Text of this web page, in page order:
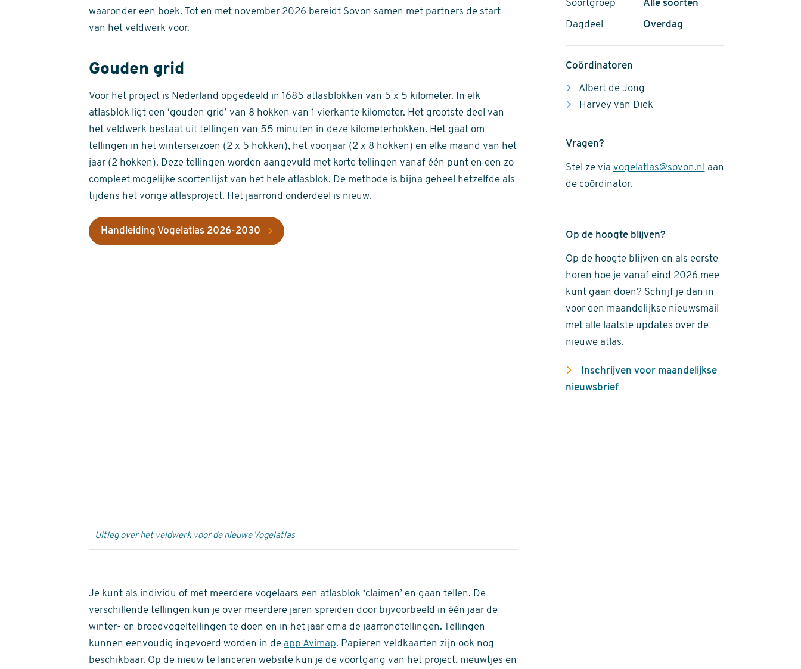
waaronder een boek. Tot en met november 2026 bereidt Sovon samen met partners de start
van het veldwerk voor.
Gouden grid
Voor het project is Nederland opgedeeld in 1685 atlasblokken van 5 x 5 kilometer. In elk
atlasblok ligt een ‘gouden grid’ van 8 hokken van 1 vierkante kilometer. Het grootste deel van
het veldwerk bestaat uit tellingen van 55 minuten in deze kilometerhokken. Het gaat om
tellingen in het winterseizoen (2 x 5 hokken), het voorjaar (2 x 8 hokken) en elke maand van het
jaar (2 hokken). Deze tellingen worden aangevuld met korte tellingen vanaf één punt en een zo
compleet mogelijke soortenlijst van het hele atlasblok. De methode is bijna geheel hetzelfde als
tijdens het vorige atlasproject. Het jaarrond onderdeel is nieuw.
Handleiding Vogelatlas 2026-2030
Uitleg over het veldwerk voor de nieuwe Vogelatlas
Je kunt als individu of met meerdere vogelaars een atlasblok ‘claimen’ en gaan tellen. De
verschillende tellingen kun je over meerdere jaren spreiden door bijvoorbeeld in één jaar de
winter- en broedvogeltellingen te doen en in het jaar erna de jaarrondtellingen. Tellingen
kunnen eenvoudig ingevoerd worden in de app Avimap. Papieren veldkaarten zijn ook nog
beschikbaar. Op de nieuw te lanceren website kun je de voortgang van het project, nieuwtjes en
Soortgroep Alle soorten
Dagdeel Overdag
Coördinatoren
Albert de Jong
Harvey van Diek
Vragen?
Stel ze via vogelatlas@sovon.nl
aan
de coördinator.
Op de hoogte blijven?
Op de hoogte blijven en als eerste
horen hoe je vanaf eind 2026 mee
kunt gaan doen? Schrijf je dan in
voor een maandelijkse nieuwsmail
met alle laatste updates over de
nieuwe atlas.
Inschrijven voor maandelijkse
nieuwsbrief